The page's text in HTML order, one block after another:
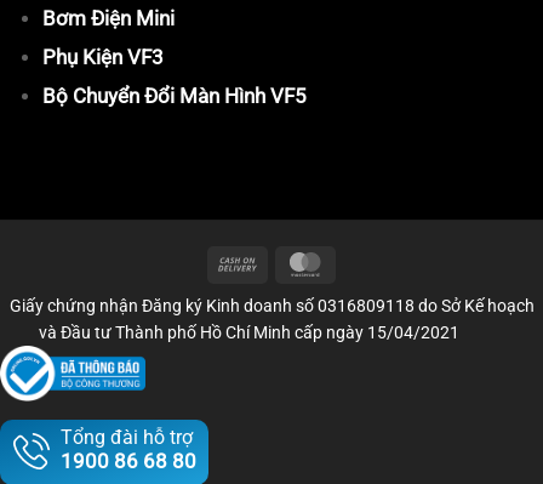
Bơm Điện Mini
Phụ Kiện VF3
Bộ Chuyển Đổi Màn Hình VF5
Giấy chứng nhận Đăng ký Kinh doanh số 0316809118 do Sở Kế hoạch
và Đầu tư Thành phố Hồ Chí Minh cấp ngày 15/04/2021
Tổng đài hỗ trợ
1900 86 68 80